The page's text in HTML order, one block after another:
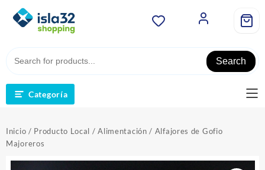
contenido
Search
Categoría
Inicio / Producto Local /Alimentación / Alfajores de Gofio
Majoreros